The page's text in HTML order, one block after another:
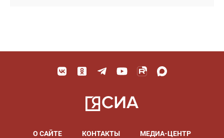
О САЙТЕ КОНТАКТЫ
МЕДИА-ЦЕНТР